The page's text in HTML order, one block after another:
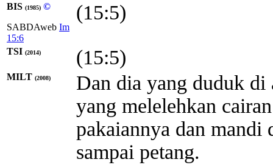
BIS (1985) ©
SABDAweb Im
15:6
(15:5)
TSI (2014) (15:5)
MILT (2008)
Dan dia yang duduk di
yang melelehkan
pakaiannya dan mandi
sampai petang.